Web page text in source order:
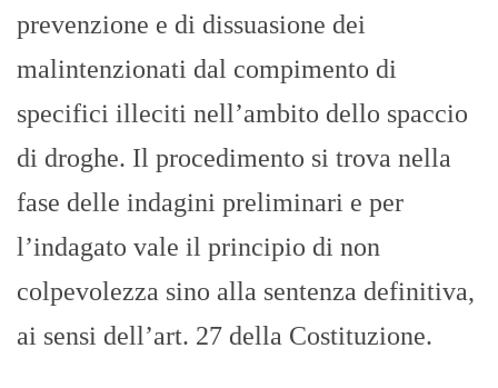
prevenzione e di dissuasione dei
malintenzionati dal compimento di
specifici illeciti nell’ambito dello spaccio
di droghe. Il procedimento si trova nella
fase delle indagini preliminari e per
l’indagato vale il principio di non
colpevolezza sino alla sentenza definitiva,
ai sensi dell’art. 27 della Costituzione.